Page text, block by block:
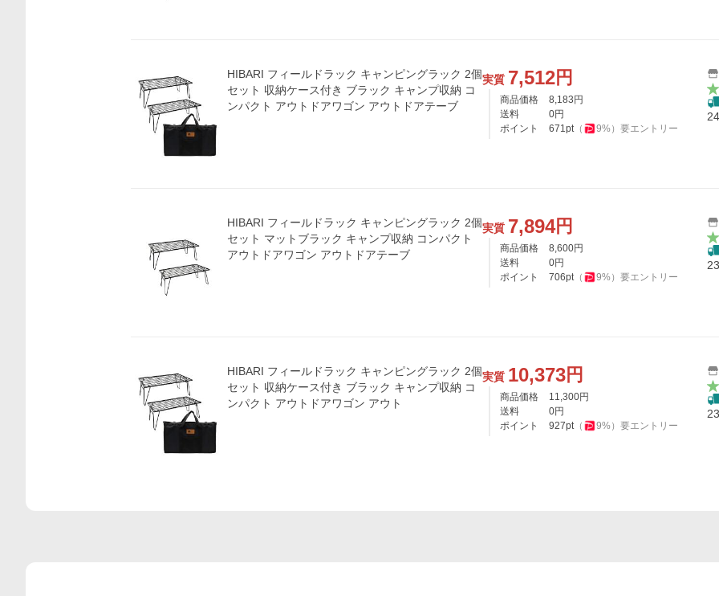
HIBARI フィールドラック キャンピングラック 2個
セット 収納ケース付き ブラック キャンプ収納 コ
ンパクト アウトドアワゴン アウトドアテーブ
実質 7,512円
商品価格 8,183 円
送料
0円
ポイント
671pt（ 9%） 要エントリー
HIBARI フィールドラック キャンピングラック 2個
セット マットブラック キャンプ収納 コンパクト
アウトドアワゴン アウトドアテーブ
実質 7,894円
商品価格 8,600円
送料
0円
ポイント
706pt（ 9%） 要エントリー
HIBARI フィールドラック キャンピングラック 2個
セット 収納ケース付き ブラック キャンプ収納 コ
ンパクト アウトドアワゴン アウト
実質 10,373円
商品価格 11,300円
送料
0円
ポイント
927pt（ 9%） 要エントリー